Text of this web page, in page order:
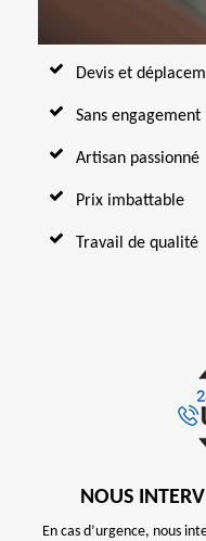
Devis et
Sans engagement
Artisan passionné
Prix imbattable
Travail de qualité
NOUS
En cas d’urgence, nous